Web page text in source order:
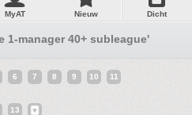
MyAT Nieuw Dicht
1-manager 40+ subleague' topic
6 7 8 9 10 11
13